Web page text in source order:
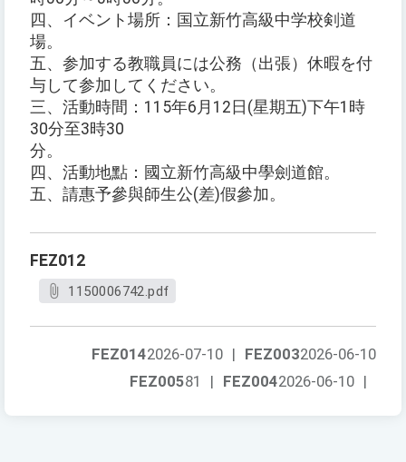
四、イベント場所：国立新竹高級中学校剣道
場。
五、参加する教職員には公務（出張）休暇を付
与して参加してください。
三、活動時間：115年6月12日(星期五)下午1時
30分至3時30
分。
四、活動地點：國立新竹高級中學劍道館。
五、請惠予參與師生公(差)假參加。
FEZ012
1150006742.pdf
FEZ0032026-06-10
FEZ0142026-07-10 |
FEZ0042026-06-10 |
FEZ00581 |